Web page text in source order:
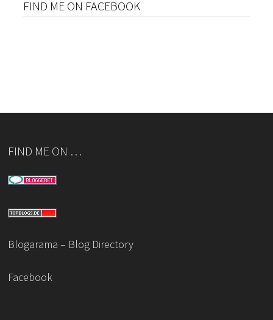
FIND ME ON FACEBOOK
FIND ME ON …
Blogarama – Blog Directory
Facebook